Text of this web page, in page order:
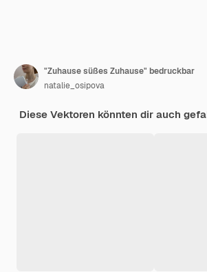
"Zuhause süßes Zuhause" bedruckbar
natalie_osipova
Diese Vektoren könnten dir auch